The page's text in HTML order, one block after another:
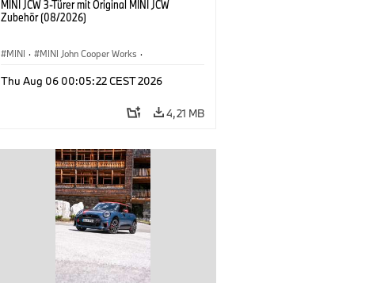
MINI JCW 3-Türer mit Original MINI JCW
Zubehör (08/2026)
MINI · MINI John Cooper Works ·
Sonderausstattungen, Zubehör
Thu Aug 06 00:05:22 CEST 2026
4,21 MB